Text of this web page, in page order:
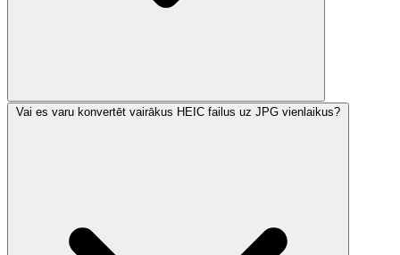
Vai es varu konvertēt vairākus HEIC failus uz JPG vienlaikus?